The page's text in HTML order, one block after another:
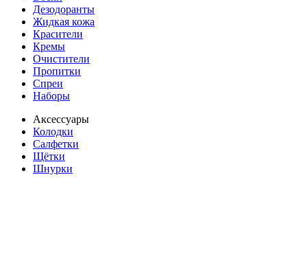
Дезодоранты
Жидкая кожа
Красители
Кремы
Очистители
Пропитки
Спреи
Наборы
Аксессуары
Колодки
Салфетки
Щётки
Шнурки